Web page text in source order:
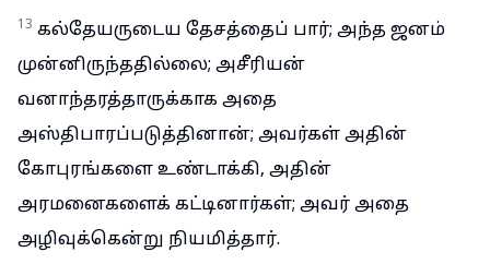
13 கல்தேயருடைய தேசத்தைப் பார்; அந்த ஜனம்
முன்னிருந்ததில்லை; அசீரியன்
வனாந்தரத்தாருக்காக அதை
அஸ்திபாரப்படுத்தினான்; அவர்கள் அதின்
கோபுரங்களை உண்டாக்கி, அதின்
அரமனைகளைக் கட்டினார்கள்; அவர் அதை
அழிவுக்கென்று நியமித்தார்.